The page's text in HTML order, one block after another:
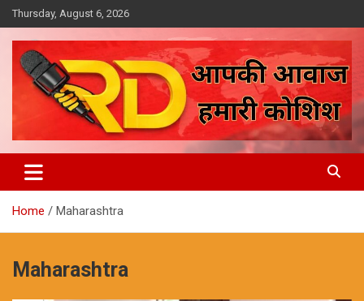
Skip
to
content
Thursday, August 6, 2026
Reporter Diaries
Home Maharashtra
Maharashtra